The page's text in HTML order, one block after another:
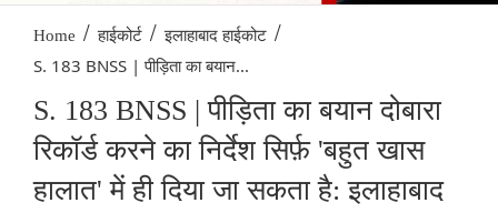
Home / हाईकोर्ट / इलाहाबाद हाईकोट /
S. 183 BNSS | पीड़िता का बयान...
S. 183 BNSS | पीड़िता का बयान दोबारा
रिकॉर्ड करने का निर्देश सिर्फ़ 'बहुत खास
हालात' में ही दिया जा सकता है: इलाहाबाद